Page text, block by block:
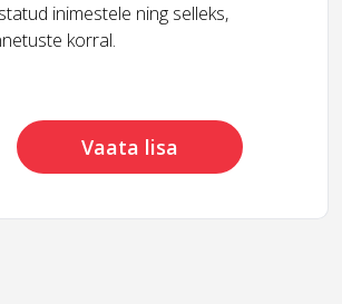
inimestele ning selleks,
korral.
Vaata lisa